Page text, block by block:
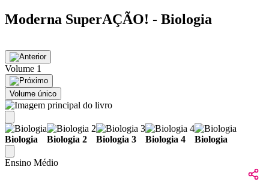
Moderna SuperAÇÃO! - Biologia
Volume 1
Volume único
Biologia Biologia 2 Biologia 3 Biologia 4 Biologia
Ensino Médio